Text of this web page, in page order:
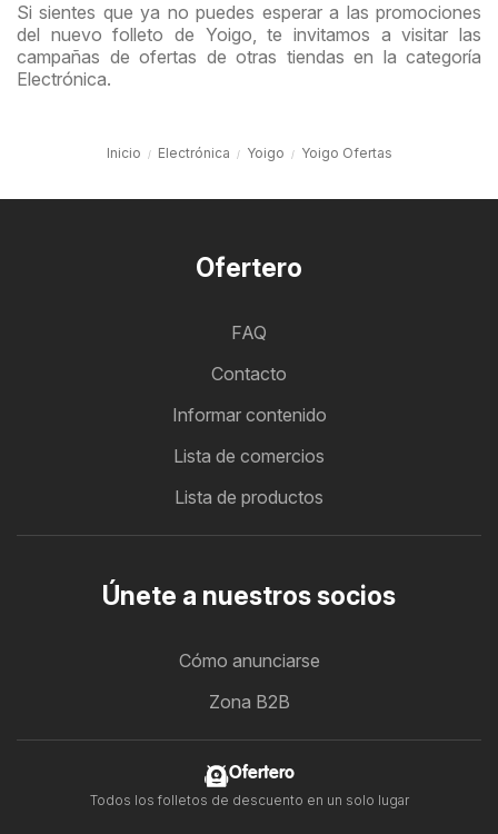
Si sientes que ya no puedes esperar a las promociones
del nuevo folleto de Yoigo, te invitamos a visitar las
campañas de ofertas de otras tiendas en la categoría
Electrónica.
Inicio Electrónica Yoigo Yoigo Ofertas
Ofertero
FAQ
Contacto
Informar contenido
Lista de comercios
Lista de productos
Únete a nuestros socios
Cómo anunciarse
Zona B2B
Ofertero
Todos los folletos de descuento en un solo lugar